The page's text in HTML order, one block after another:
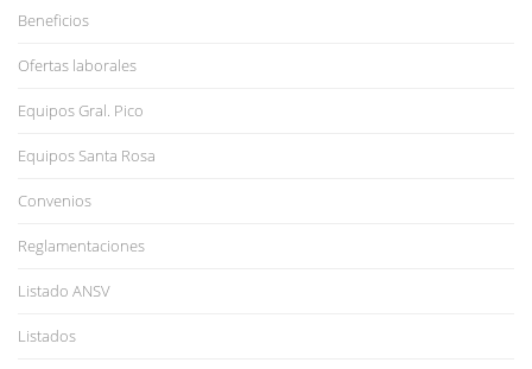
Beneficios
Ofertas laborales
Equipos Gral. Pico
Equipos Santa Rosa
Convenios
Reglamentaciones
Listado ANSV
Listados